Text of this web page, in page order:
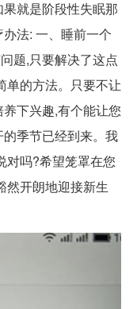
就是阶段性失眠那
法: 一、睡前一个
题,只要解决了这点
单的方法。只要不让
下兴趣,有个能让您
季节已经到来。我
对吗?希望笼罩在您
然开朗地迎接新生